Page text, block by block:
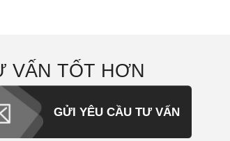
VẤN TỐT HƠN
GỬI YÊU CẦU TƯ VẤN